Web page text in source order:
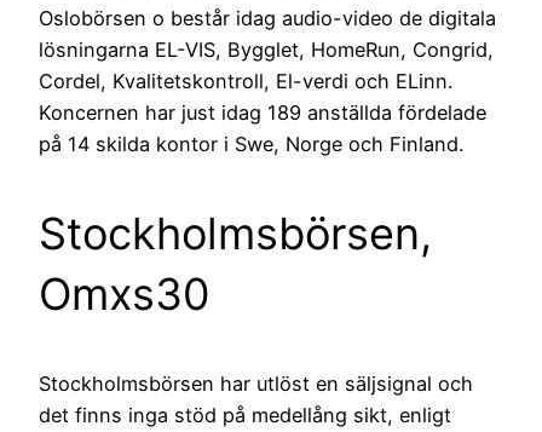
Oslobörsen o består idag audio-video de digitala
lösningarna EL-VIS, Bygglet, HomeRun, Congrid,
Cordel, Kvalitetskontroll, El-verdi och ELinn.
Koncernen har just idag 189 anställda fördelade
på 14 skilda kontor i Swe, Norge och Finland.
Stockholmsbörsen,
Omxs30
Stockholmsbörsen har utlöst en säljsignal och
det finns inga stöd på medellång sikt, enligt